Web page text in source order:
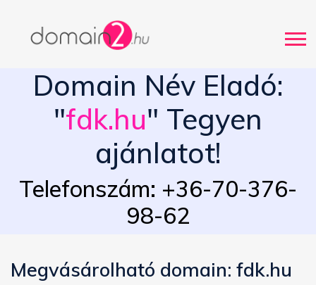
Domain Név Eladó:
"fdk.hu" Tegyen
ajánlatot!
Telefonszám: +36-70-376-
98-62
Megvásárolható domain: fdk.hu